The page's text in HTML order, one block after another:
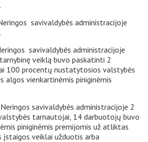
savivaldybės administracijoje
savivaldybės administracijoje
veiklą buvo paskatinti 2
100 procentų nustatytosios valstybės
algos vienkartinėmis piniginėmis
Neringos savivaldybės administracijoje 2
tarnautojai, 14 darbuotojų buvo
piniginėmis premijomis už atliktas
įstaigos veiklai užduotis arba